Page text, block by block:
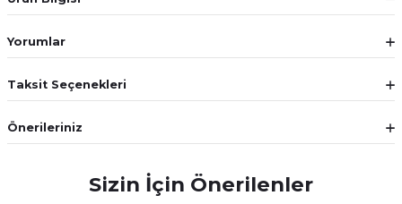
Yorumlar
Taksit Seçenekleri
Önerileriniz
Sizin İçin Önerilenler